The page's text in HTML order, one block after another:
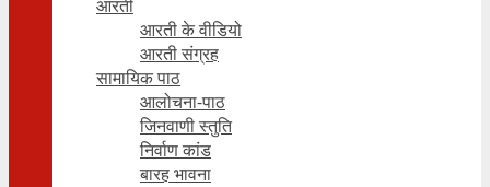
आरती
आरती के वीडियो
आरती संग्रह
सामायिक पाठ
आलोचना-पाठ
जिनवाणी स्तुति
निर्वाण कांड
बारह भावना